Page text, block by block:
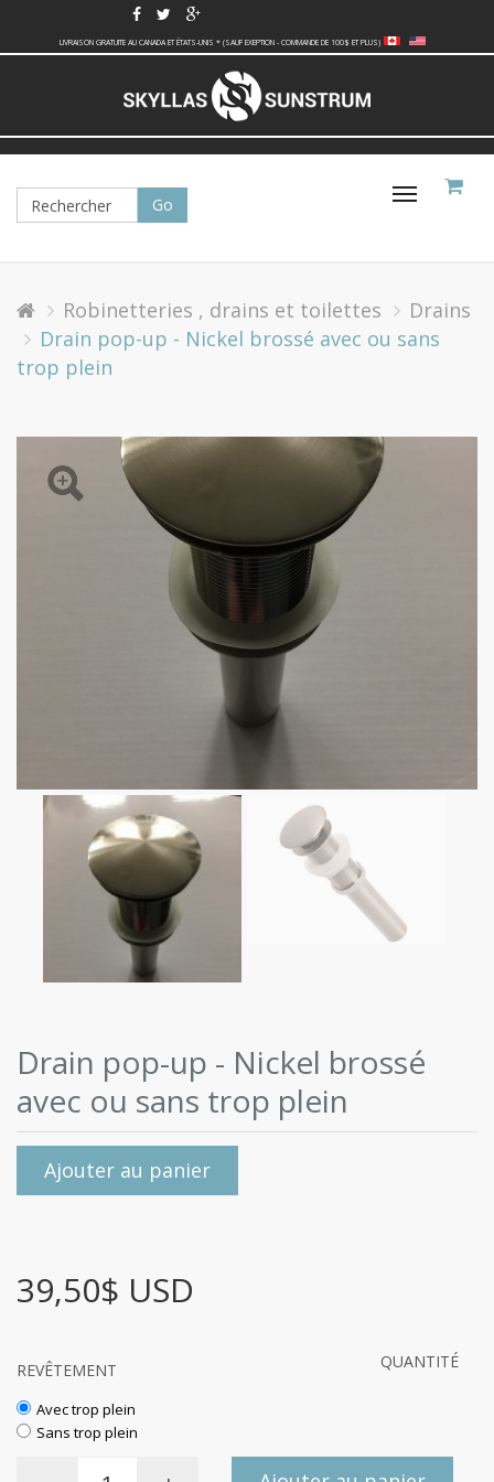
LIVRAISON GRATUITE AU CANADA ET ÉTATS-UNIS * (SAUF EXEPTION - COMMANDE DE 100$ ET PLUS)
Basculer
Robinetteries , drains et toilettes
Drains
Drain pop-up - Nickel brossé avec ou sans
trop plein
Drain pop-up - Nickel brossé
avec ou sans trop plein
Ajouter au panier
39,50$ USD
REVÊTEMENT
Avec trop plein
Sans trop plein
QUANTITÉ